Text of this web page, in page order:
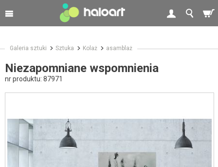
Galeria sztuki Sztuka Kolaż asamblaż
Niezapomniane wspomnienia
nr produktu: 87971